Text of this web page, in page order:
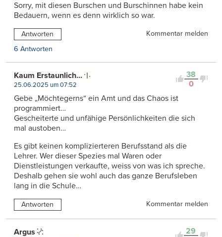
Sorry, mit diesen Burschen und Burschinnen habe kein
Bedauern, wenn es denn wirklich so war.
Antworten
Kommentar melden
6 Antworten
38
0
Kaum Erstaunlich...
25.06.2025 um 07:52
Gebe „Möchtegerns“ ein Amt und das Chaos ist
programmiert…
Gescheiterte und unfähige Persönlichkeiten die sich
mal austoben…
Es gibt keinen komplizierteren Berufsstand als die
Lehrer. Wer dieser Spezies mal Waren oder
Dienstleistungen verkaufte, weiss von was ich spreche.
Deshalb gehen sie wohl auch das ganze Berufsleben
lang in die Schule…
Antworten Kommentar melden
29
Argus